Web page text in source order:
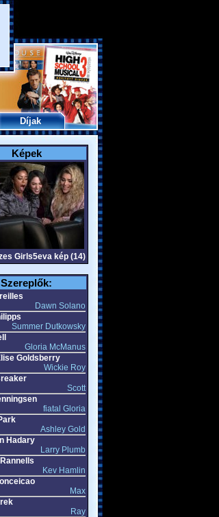
Díjak
Képek
Girls5eva kép (14)
Szereplők:
Dawn Solano
Summer Dutkowsky
Gloria McManus
Goldsberry
Wickie Roy
Scott
fiatal Gloria
Ashley Gold
Hadary
Larry Plumb
Kev Hamlin
Max
Ray